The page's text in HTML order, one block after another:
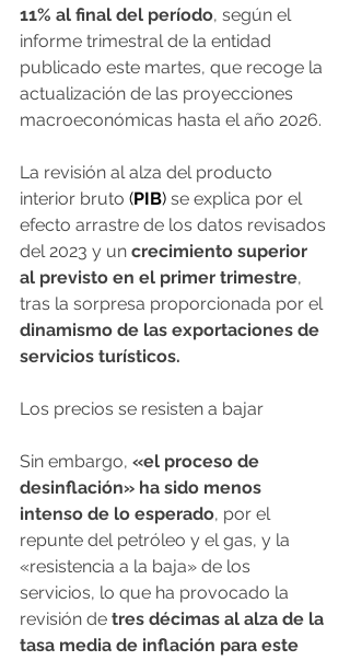
11% al final del período, según el
informe trimestral de la entidad
publicado este martes, que recoge la
actualización de las proyecciones
macroeconómicas hasta el año 2026.
La revisión al alza del producto
interior bruto (PIB) se explica por el
efecto arrastre de los datos revisados
del 2023 y un crecimiento superior
al previsto en el primer trimestre,
tras la sorpresa proporcionada por el
dinamismo de las exportaciones de
servicios turísticos.
Los precios se resisten a bajar
Sin embargo, «el proceso de
desinflación» ha sido menos
intenso de lo esperado, por el
repunte del petróleo y el gas, y la
«resistencia a la baja» de los
servicios, lo que ha provocado la
revisión de tres décimas al alza de la
tasa media de inflación para este